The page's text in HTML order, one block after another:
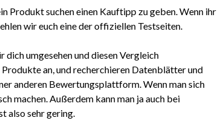
Produkt suchen einen Kauftipp zu geben. Wenn ihr
wir euch eine der offiziellen Testseiten.
umgesehen und diesen Vergleich
an, und recherchieren Datenblätter und
anderen Bewertungsplattform. Wenn man sich
machen. Außerdem kann man ja auch bei
also sehr gering.